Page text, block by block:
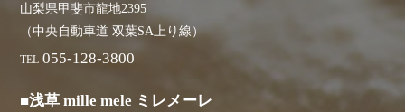
山梨県甲斐市龍地2395
（中央自動車道 双葉SA上り線）
TEL 055-128-3800
■浅草 mille mele ミレメーレ